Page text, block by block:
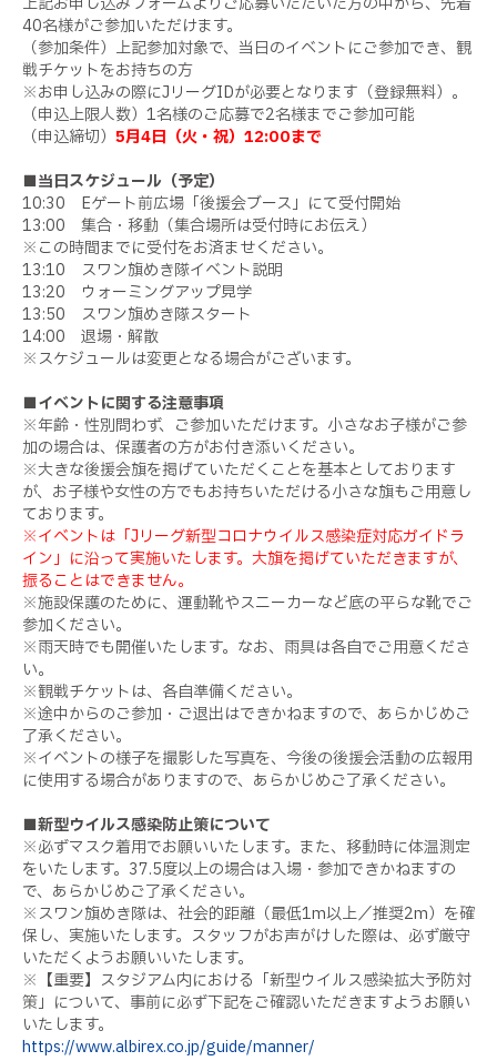
40名様がご参加いただけます。
（参加条件）上記参加対象で、当日のイベントにご参加でき、観
戦チケットをお持ちの方
※お申し込みの際にJリーグIDが必要となります（登録無料）。
（申込上限人数） 1名様のご応募で2名様までご参加可能
（申込締切） 5月4日（火・祝）12:00まで
■当日スケジュール（予定）
10:30 Eゲート前広場「後援会ブース」にて受付開始
13:00 集合・移動（集合場所は受付時にお伝え）
※この時間までに受付をお済ませください。
13:10 スワン旗めき隊イベント説明
13:20 ウォーミングアップ見学
13:50 スワン旗めき隊スタート
14:00 退場・解散
※スケジュールは変更となる場合がございます。
■イベントに関する注意事項
※年齢・性別問わず、ご参加いただけます。小さなお子様がご参
加の場合は、保護者の方がお付き添いください。
※大きな後援会旗を掲げていただくことを基本としております
が、お子様や女性の方でもお持ちいただける小さな旗もご用意し
ております。
※イベントは「Jリーグ新型コロナウイルス感染症対応ガイドラ
イン」に沿って実施いたします。大旗を掲げていただきますが、
振ることはできません。
※施設保護のために、運動靴やスニーカーなど底の平らな靴でご
参加ください。
※雨天時でも開催いたします。なお、雨具は各自でご用意くださ
い。
※観戦チケットは、各自準備ください。
※途中からのご参加・ご退出はできかねますので、あらかじめご
了承ください。
※イベントの様子を撮影した写真を、今後の後援会活動の広報用
に使用する場合がありますので、あらかじめご了承ください。
■新型ウイルス感染防止策について
※必ずマスク着用でお願いいたします。また、移動時に体温測定
をいたします。 37.5度以上の場合は入場・参加できかねますの
で、あらかじめご了承ください。
※スワン旗めき隊は、社会的距離（最低1m以上／推奨2m）を確
保し、実施いたします。スタッフがお声がけした際は、必ず厳守
いただくようお願いいたします。
※【重要】スタジアム内における「新型ウイルス感染拡大予防対
策」について、事前に必ず下記をご確認いただきますようお願い
いたします。
https://www.albirex.co.jp/guide/manner/